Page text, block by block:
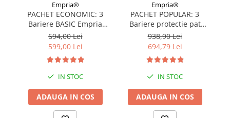
Covorase ortopedice senzoriale
Cuburi magnetice JollyHeap®
Rechizite scolare
Covorase de joaca
Empria®
PACHET ECONOMIC: 3
Bariere BASIC Empria
protectie pat 160X200 cm
+ bara stabilizatoare
694,00 Lei
599,00 Lei
IN STOC
ADAUGA IN COS
Empria®
PACHET POPULAR: 3
Bariere protectie pat
copii, SELECT, 160x200
cm
938,90 Lei
694,79 Lei
IN STOC
ADAUGA IN COS